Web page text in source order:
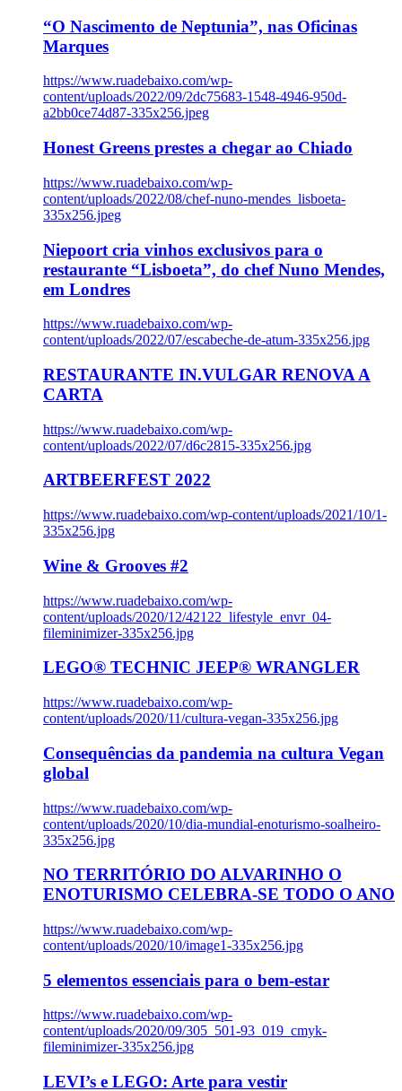
“O Nascimento de Neptunia”, nas Oficinas
Marques
https://www.ruadebaixo.com/wp-
content/uploads/2022/09/2dc75683-1548-4946-950d-
a2bb0ce74d87-335x256.jpeg
Honest Greens prestes a chegar ao Chiado
https://www.ruadebaixo.com/wp-
content/uploads/2022/08/chef-nuno-mendes_lisboeta-
335x256.jpeg
Niepoort cria vinhos exclusivos para o
restaurante “Lisboeta”, do chef Nuno Mendes,
em Londres
https://www.ruadebaixo.com/wp-
content/uploads/2022/07/escabeche-de-atum-335x256.jpg
RESTAURANTE IN.VULGAR RENOVA A
CARTA
https://www.ruadebaixo.com/wp-
content/uploads/2022/07/d6c2815-335x256.jpg
ARTBEERFEST 2022
https://www.ruadebaixo.com/wp-content/uploads/2021/10/1-
335x256.jpg
Wine & Grooves #2
https://www.ruadebaixo.com/wp-
content/uploads/2020/12/42122_lifestyle_envr_04-
fileminimizer-335x256.jpg
LEGO® TECHNIC JEEP® WRANGLER
https://www.ruadebaixo.com/wp-
content/uploads/2020/11/cultura-vegan-335x256.jpg
Consequências da pandemia na cultura Vegan
global
https://www.ruadebaixo.com/wp-
content/uploads/2020/10/dia-mundial-enoturismo-soalheiro-
335x256.jpg
NO TERRITÓRIO DO ALVARINHO O
ENOTURISMO CELEBRA-SE TODO O ANO
https://www.ruadebaixo.com/wp-
content/uploads/2020/10/image1-335x256.jpg
5 elementos essenciais para o bem-estar
https://www.ruadebaixo.com/wp-
content/uploads/2020/09/305_501-93_019_cmyk-
fileminimizer-335x256.jpg
LEVI’s e LEGO: Arte para vestir